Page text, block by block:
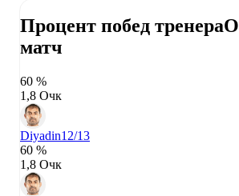
Процент побед тренера
матч
60 %
1,8 Очк
Diyadin12/13
60 %
1,8 Очк